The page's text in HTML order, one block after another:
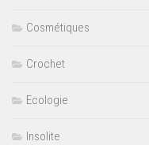
Cosmétiques
Crochet
Ecologie
Insolite